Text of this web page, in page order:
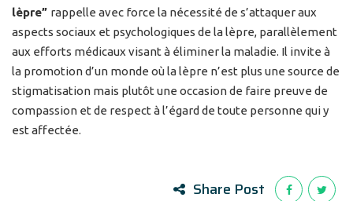
lèpre” rappelle avec force la nécessité de s’attaquer aux
aspects sociaux et psychologiques de la lèpre, parallèlement
aux efforts médicaux visant à éliminer la maladie. Il invite à
la promotion d’un monde où la lèpre n’est plus une source de
stigmatisation mais plutôt une occasion de faire preuve de
compassion et de respect à l’égard de toute personne qui y
est affectée.
Share Post